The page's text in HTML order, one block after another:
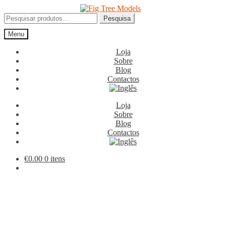
para
a
navegação
para
o
conteúdo
Pesquisar
por:
Pesquisa
Menu
Loja
Sobre
Blog
Contactos
Loja
Sobre
Blog
Contactos
€0.00 0 itens